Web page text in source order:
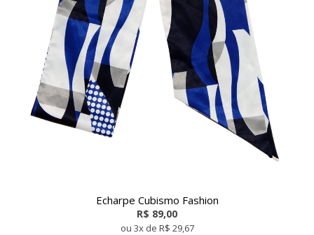
Echarpe Cubismo Fashion
R$ 89,00
ou 3x de R$ 29,67